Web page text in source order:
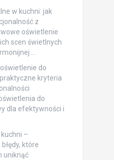
w kuchni: jak
z
oświetlenie
scen świetlnych
…
do
kryteria
do
dla efektywności i
–
które
uniknąć